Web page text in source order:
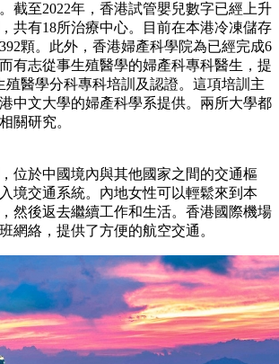
截至2022年，香港試管嬰兒數字已經上升
共有18所治療中心。目前在本港冷凍儲存
顆。此外，香港婦產科學院為已經完成6
有志從事生殖醫學的婦產科專科醫生，提
殖醫學分科專科培訓及認證。這項培訓主
中文大學的婦產科學系提供。兩所大學都
關研究。
位於中國境內與其他國家之間的交通樞
境交通系統。內地女性可以輕鬆來到本
然後返去繼續工作和生活。香港國際機場
網絡，提供了方便的航空交通。